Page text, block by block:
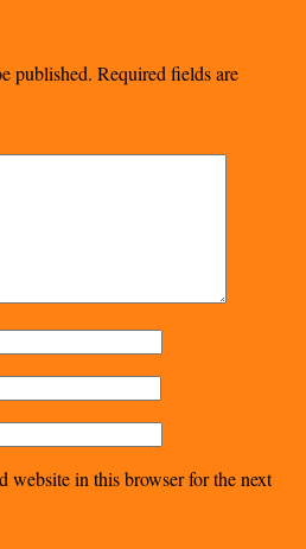
published. Required fields are
website in this browser for the next